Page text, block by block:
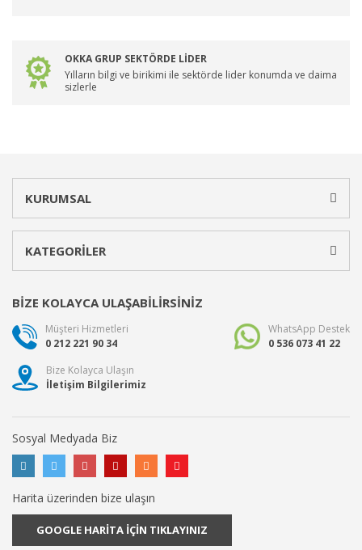
OKKA GRUP SEKTÖRDE LİDER
Yılların bilgi ve birikimi ile sektörde lider konumda ve daima
sizlerle
KURUMSAL
KATEGORİLER
BİZE KOLAYCA ULAŞABİLİRSİNİZ
Müşteri Hizmetleri
0 212 221 90 34
WhatsApp Destek
0 536 073 41 22
Bize Kolayca Ulaşın
İletişim Bilgilerimiz
Sosyal Medyada Biz
Harita üzerinden bize ulaşın
GOOGLE HARİTA İÇİN TIKLAYINIZ